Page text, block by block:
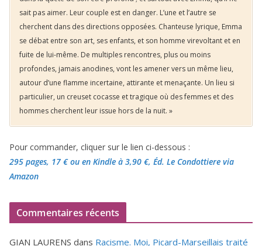
sait pas aimer. Leur couple est en danger. L’une et l’autre se
cherchent dans des directions opposées. Chanteuse lyrique, Emma
se débat entre son art, ses enfants, et son homme virevoltant et en
fuite de lui-même. De multiples rencontres, plus ou moins
profondes, jamais anodines, vont les amener vers un même lieu,
autour d’une flamme incertaine, attirante et menaçante. Un lieu si
particulier, un creuset cocasse et tragique où des femmes et des
hommes cherchent leur issue hors de la nuit. »
Pour commander, cliquer sur le lien ci-dessous :
295 pages, 17 €ou en Kindle à 3,90 €, Éd. Le Condottiere via
Amazon
Commentaires récents
GIAN LAURENS dans Racisme. Moi, Picard-Marseillais traité